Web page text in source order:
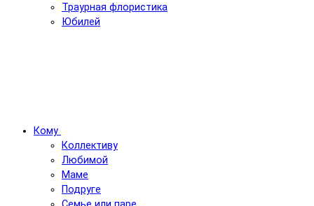
Траурная флористика
Юбилей
Кому
Коллективу
Любимой
Маме
Подруге